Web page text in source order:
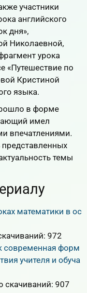
участники
английского
дня»,
Николаевной,
урока
«Путешествие по
Кристиной
языка.
в форме
имел
впечатлениями.
представленных
темы
математики в ос
972
современная форм
учителя и обуча
скачиваний: 907